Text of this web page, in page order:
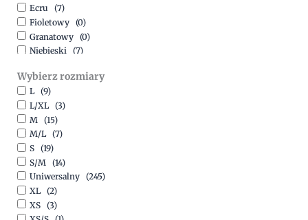
Ecru
(7)
Fioletowy (0)
Granatowy (0)
Niebieski (7)
Pomarańczowy
(2)
Różowy
Srebrny
Szary
Turkusowy
Zielony
Złoty
(1)
Wybierz rozmiary
L (9)
L/XL (3)
M (15)
M/L (7)
S (19)
S/M (14)
Uniwersalny (245)
XL (2)
XS (3)